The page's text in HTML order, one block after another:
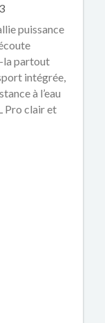
puissance
la partout
intégrée,
à l’eau
Pro clair et